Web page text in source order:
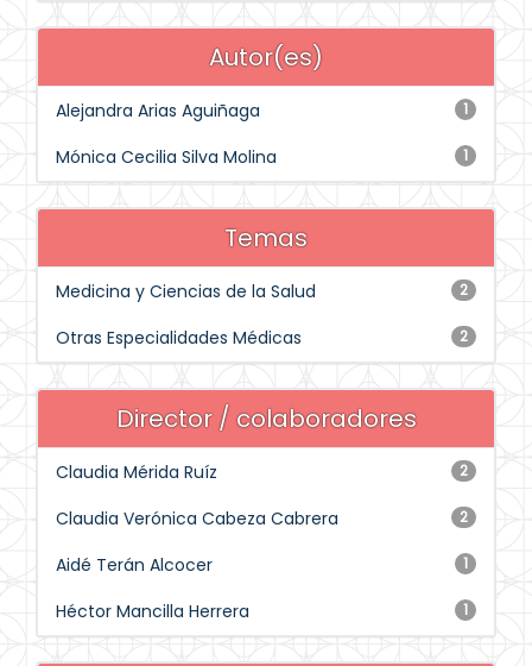
Autor(es)
1
Alejandra Arias Aguiñaga
1
Mónica Cecilia Silva Molina
Temas
2
Medicina y Ciencias de la Salud
2
Otras Especialidades Médicas
Director / colaboradores
2
Claudia Mérida Ruíz
2
Claudia Verónica Cabeza Cabrera
1
Aidé Terán Alcocer
1
Héctor Mancilla Herrera